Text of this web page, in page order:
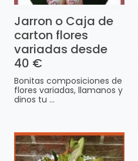
Jarron o Caja de
carton flores
variadas desde
40 €
Bonitas composiciones de
flores variadas, llamanos y
dinos tu ...